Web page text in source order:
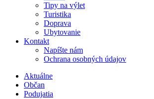
Tipy na výlet
Turistika
Doprava
Ubytovanie
Kontakt
Napíšte nám
Ochrana osobných údajov
Aktuálne
Občan
Podujatia